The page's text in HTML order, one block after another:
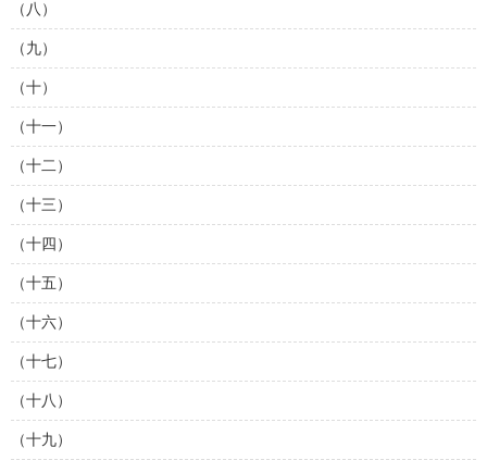
（八）
（九）
（十）
（十一）
（十二）
（十三）
（十四）
（十五）
（十六）
（十七）
（十八）
（十九）